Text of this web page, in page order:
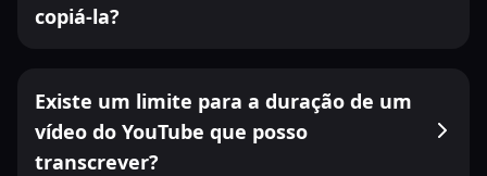
copiá-la?
Existe um limite para a duração de um
vídeo do YouTube que posso
transcrever?